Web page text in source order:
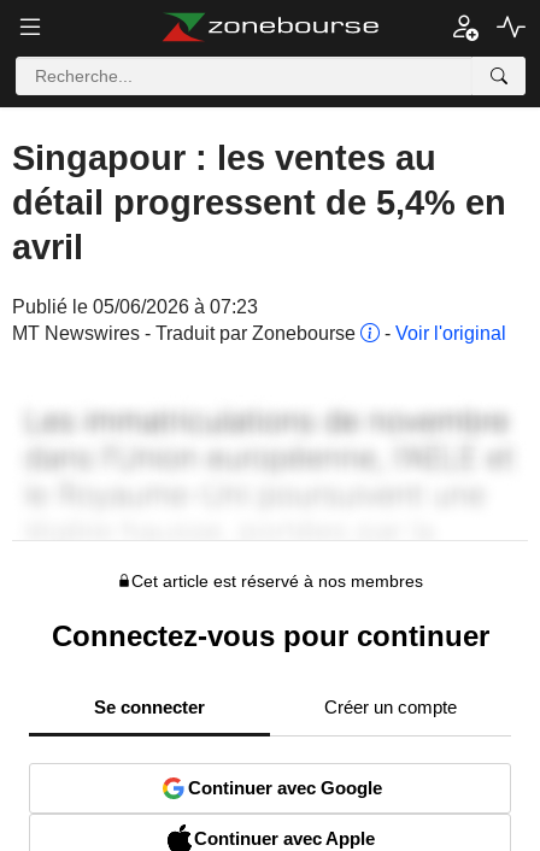
Singapour : les ventes au
détail progressent de 5,4% en
avril
Publié le 05/06/2026 à 07:23
MT Newswires - Traduit par Zonebourse
- Voir l'original
Cet article est réservé à nos membres
Connectez-vous pour continuer
Se connecter Créer un compte
Continuer avec Google
Continuer avec Apple